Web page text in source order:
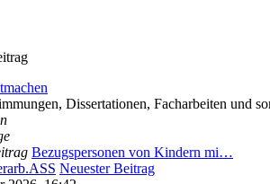
Dissertationen, Facharbeiten und
Bezugspersonen von Kindern mi…
Neuester Beitrag